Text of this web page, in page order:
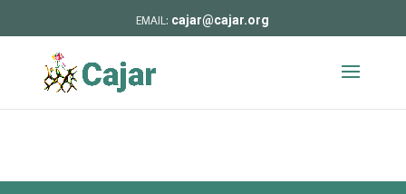
cajar@cajar.org